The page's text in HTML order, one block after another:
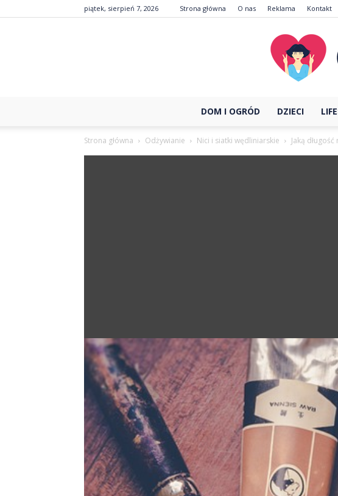
piątek, sierpień 7, 2026 Strona główna O nas Reklama Kontakt
DOM I OGRÓD DZIECI
Strona główna Odżywianie Nici i siatki wędliniarskie Jaką